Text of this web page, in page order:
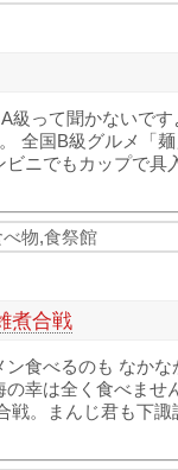
級って聞かないで
全国B級グルメ「
ビニでもカップで具
物,食祭館
煮合戦
食べるのも なか
幸は全く食べませ
戦。まんじ君も下